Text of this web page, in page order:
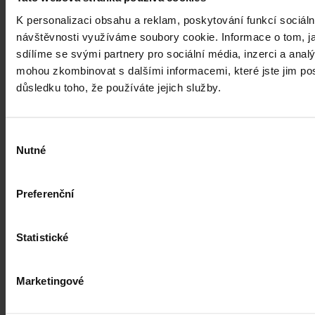
K personalizaci obsahu a reklam, poskytování funkcí
návštěvnosti využíváme soubory cookie. Informace o tom,
sdílíme se svými partnery pro sociální média, inzerci a
mohou zkombinovat s dalšími informacemi, které jste jim
důsledku toho, že používáte jejich služby.
souhlasu
Nutné
Preferenční
Statistické
Marketingové
urážlivých označeních?